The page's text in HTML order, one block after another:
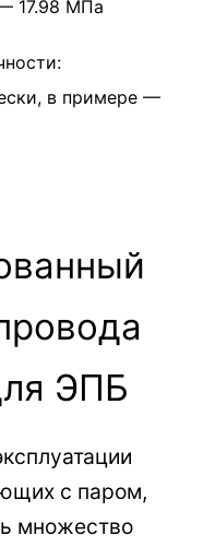
17.98 МПа
в примере —
ЭПБ
с паром,
множество